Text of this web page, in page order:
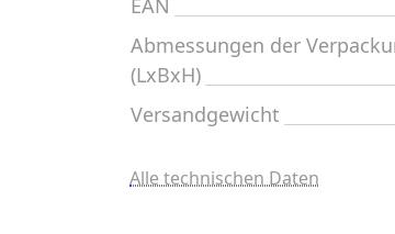
EAN
Abmessungen der
(LxBxH)
Versandgewicht
Alle technischen Daten